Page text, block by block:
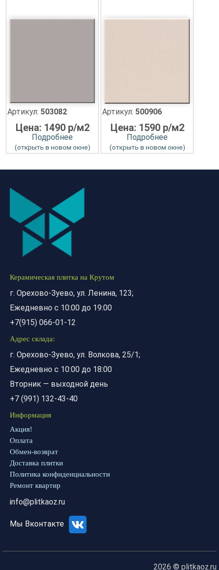
Артикул: 503082
Цена: 1490 р/м2
Подробнее
(открыть в новом окне)
Артикул: 500906
Цена: 1590 р/м2
Подробнее
(открыть в новом окне)
Керамическая плитка на Крутом
г. Орехово-Зуево, ул. Ленина, 123;
Ежедневно с 10:00 до 19:00
+7(915) 066-01-12
Адрес склада:
г. Орехово-Зуево, ул. Волкова, 25/1;
Ежедневно с 10:00 до 18:00
Вторник — выходной день
+7 (991) 132-43-40
Информация
Акция!
Оплата
Обмен-возврат
Доставка плитки
Политика конфиденциальности
Ремонт квартир
info@plitkaoz.ru
Мы Вконтакте
2026 © plitkaoz.ru